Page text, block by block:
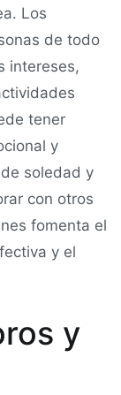
Los
de todo
intereses,
tener
y
soledad y
con otros
fomenta el
y el
y